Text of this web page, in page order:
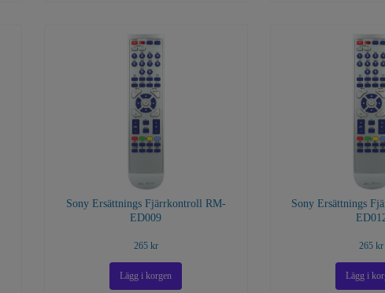
Sony Ersättnings Fjärrkontroll RM-
ED009
265 kr
Sony Ersättnings
265 kr